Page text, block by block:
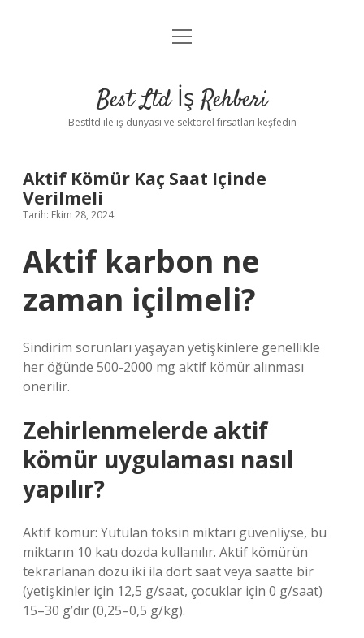
Anasayfa
Yasal Uyarı
menüyü
Best Ltd İş Rehberi
Bestltd ile iş dünyası ve sektörel fırsatları keşfedin
Aktif Kömür Kaç Saat Içinde
Verilmeli
Tarih: Ekim 28, 2024
Aktif karbon ne
zaman içilmeli?
Sindirim sorunları yaşayan yetişkinlere genellikle
her öğünde 500-2000 mg aktif kömür alınması
önerilir.
Zehirlenmelerde aktif
kömür uygulaması nasıl
yapılır?
Aktif kömür: Yutulan toksin miktarı güvenliyse, bu
miktarın 10 katı dozda kullanılır. Aktif kömürün
tekrarlanan dozu iki ila dört saat veya saatte bir
(yetişkinler için 12,5 g/saat, çocuklar için 0 g/saat)
15–30 g’dır (0,25–0,5 g/kg).